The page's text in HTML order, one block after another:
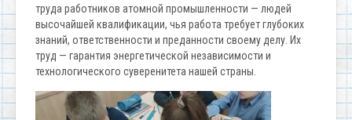
труда работников атомной промышленности — людей
высочайшей квалификации, чья работа требует глубоких
знаний, ответственности и преданности своему делу. Их
труд — гарантия энергетической независимости и
технологического суверенитета нашей страны.